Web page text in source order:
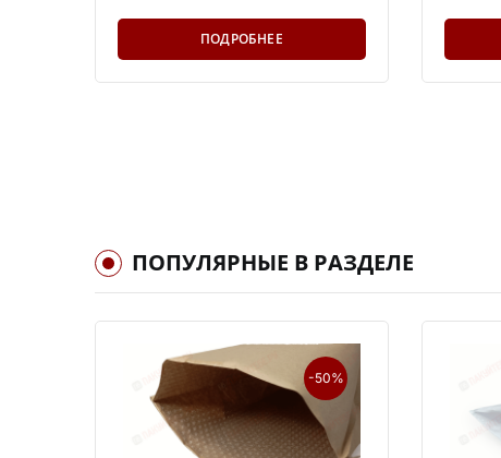
ПОДРОБНЕЕ
ПОПУЛЯРНЫЕ В РАЗДЕЛЕ
-50%